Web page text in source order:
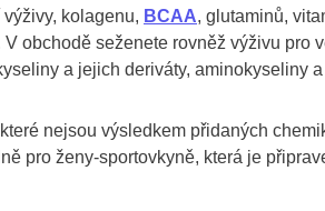
výživy, kolagenu, BCAA, glutaminů,
V obchodě seženete rovněž výživu pro
a jejich deriváty, aminokyseliny
nejsou výsledkem přidaných
pro ženy-sportovkyně, která je